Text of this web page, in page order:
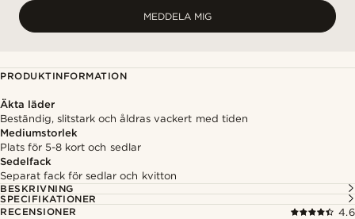
MEDDELA MIG
PRODUKTINFORMATION
Äkta läder
Beständig, slitstark och åldras vackert med tiden
Mediumstorlek
Plats för 5-8 kort och sedlar
Sedelfack
Separat fack för sedlar och kvitton
BESKRIVNING
SPECIFIKATIONER
RECENSIONER
4.6